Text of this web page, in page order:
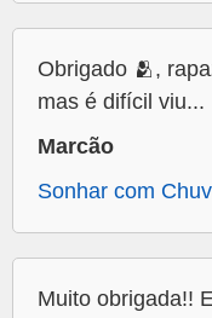
Obrigado 🫂,
mas é difícil viu...
Marcão
Sonhar com
Muito obrigada!!